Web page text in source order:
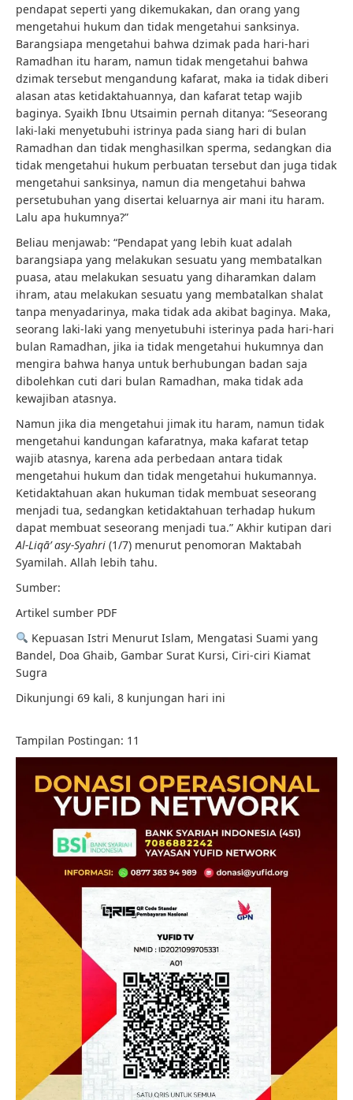
pendapat seperti yang dikemukakan, dan orang yang
mengetahui hukum dan tidak mengetahui sanksinya.
Barangsiapa mengetahui bahwa dzimak pada hari-hari
Ramadhan itu haram, namun tidak mengetahui bahwa
dzimak tersebut mengandung kafarat, maka ia tidak diberi
alasan atas ketidaktahuannya, dan kafarat tetap wajib
baginya. Syaikh Ibnu Utsaimin pernah ditanya: “Seseorang
laki-laki menyetubuhi istrinya pada siang hari di bulan
Ramadhan dan tidak menghasilkan sperma, sedangkan dia
tidak mengetahui hukum perbuatan tersebut dan juga tidak
mengetahui sanksinya, namun dia mengetahui bahwa
persetubuhan yang disertai keluarnya air mani itu haram.
Lalu apa hukumnya?”
Beliau menjawab: “Pendapat yang lebih kuat adalah
barangsiapa yang melakukan sesuatu yang membatalkan
puasa, atau melakukan sesuatu yang diharamkan dalam
ihram, atau melakukan sesuatu yang membatalkan shalat
tanpa menyadarinya, maka tidak ada akibat baginya. Maka,
seorang laki-laki yang menyetubuhi isterinya pada hari-hari
bulan Ramadhan, jika ia tidak mengetahui hukumnya dan
mengira bahwa hanya untuk berhubungan badan saja
dibolehkan cuti dari bulan Ramadhan, maka tidak ada
kewajiban atasnya.
Namun jika dia mengetahui jimak itu haram, namun tidak
mengetahui kandungan kafaratnya, maka kafarat tetap
wajib atasnya, karena ada perbedaan antara tidak
mengetahui hukum dan tidak mengetahui hukumannya.
Ketidaktahuan akan hukuman tidak membuat seseorang
menjadi tua, sedangkan ketidaktahuan terhadap hukum
dapat membuat seseorang menjadi tua.” Akhir kutipan dari
Al-Liqā’ asy-Syahri (1/7) menurut penomoran Maktabah
Syamilah. Allah lebih tahu.
Sumber:
Artikel sumber PDF
Kepuasan Istri Menurut Islam, Mengatasi Suami yang
Bandel, Doa Ghaib, Gambar Surat Kursi, Ciri-ciri Kiamat
Sugra
Dikunjungi 69 kali, 8 kunjungan hari ini
Tampilan Postingan: 11